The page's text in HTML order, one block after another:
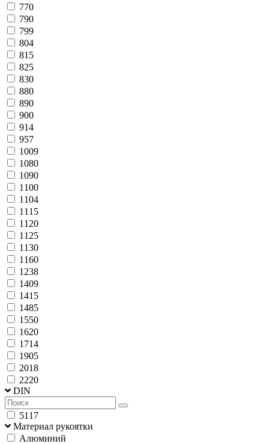
770
790
799
804
815
825
830
880
890
900
914
957
1009
1080
1090
1100
1104
1115
1120
1125
1130
1160
1238
1409
1415
1485
1550
1620
1714
1905
2018
2220
DIN
5117
Материал рукоятки
Алюминий